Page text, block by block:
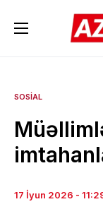
SOSIAL
17 İyun 2026 -